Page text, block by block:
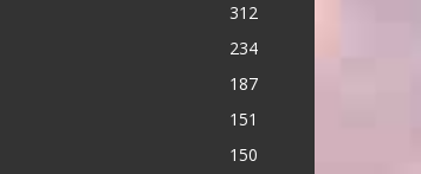
312
234
187
151
150